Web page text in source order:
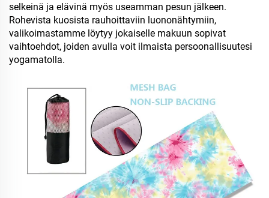
selkeinä ja elävinä myös useamman pesun jälkeen.
Rohevista kuosista rauhoittaviin luononähtymiin,
valikoimastamme löytyy jokaiselle makuun sopivat
vaihtoehdot, joiden avulla voit ilmaista persoonallisuutesi
yogamatolla.